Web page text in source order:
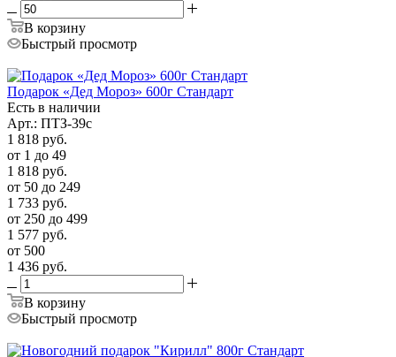
В корзину
Быстрый просмотр
Подарок «Дед Мороз» 600г Стандарт
Есть в наличии
Арт.: ПТЗ-39с
1 818 руб.
от 1 до 49
1 818 руб.
от 50 до 249
1 733 руб.
от 250 до 499
1 577 руб.
от 500
1 436 руб.
В корзину
Быстрый просмотр